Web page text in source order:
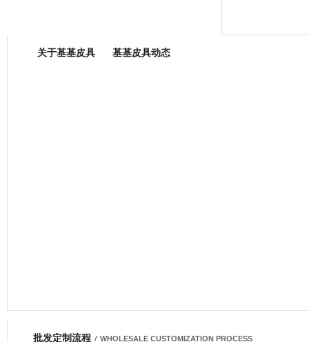
关于基基皮具 基基皮具动态
批发定制流程 / WHOLESALE CUSTOMIZATION PROCESS